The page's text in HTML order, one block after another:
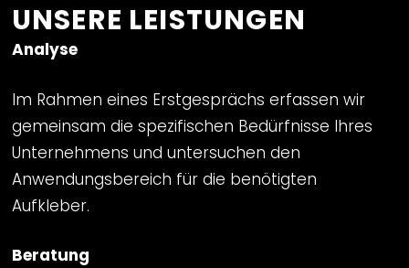
UNSERE LEISTUNGEN
Analyse
Im Rahmen eines Erstgesprächs erfassen wir
gemeinsam die spezifischen Bedürfnisse Ihres
Unternehmens und untersuchen den
Anwendungsbereich für die benötigten
Aufkleber.
Beratung